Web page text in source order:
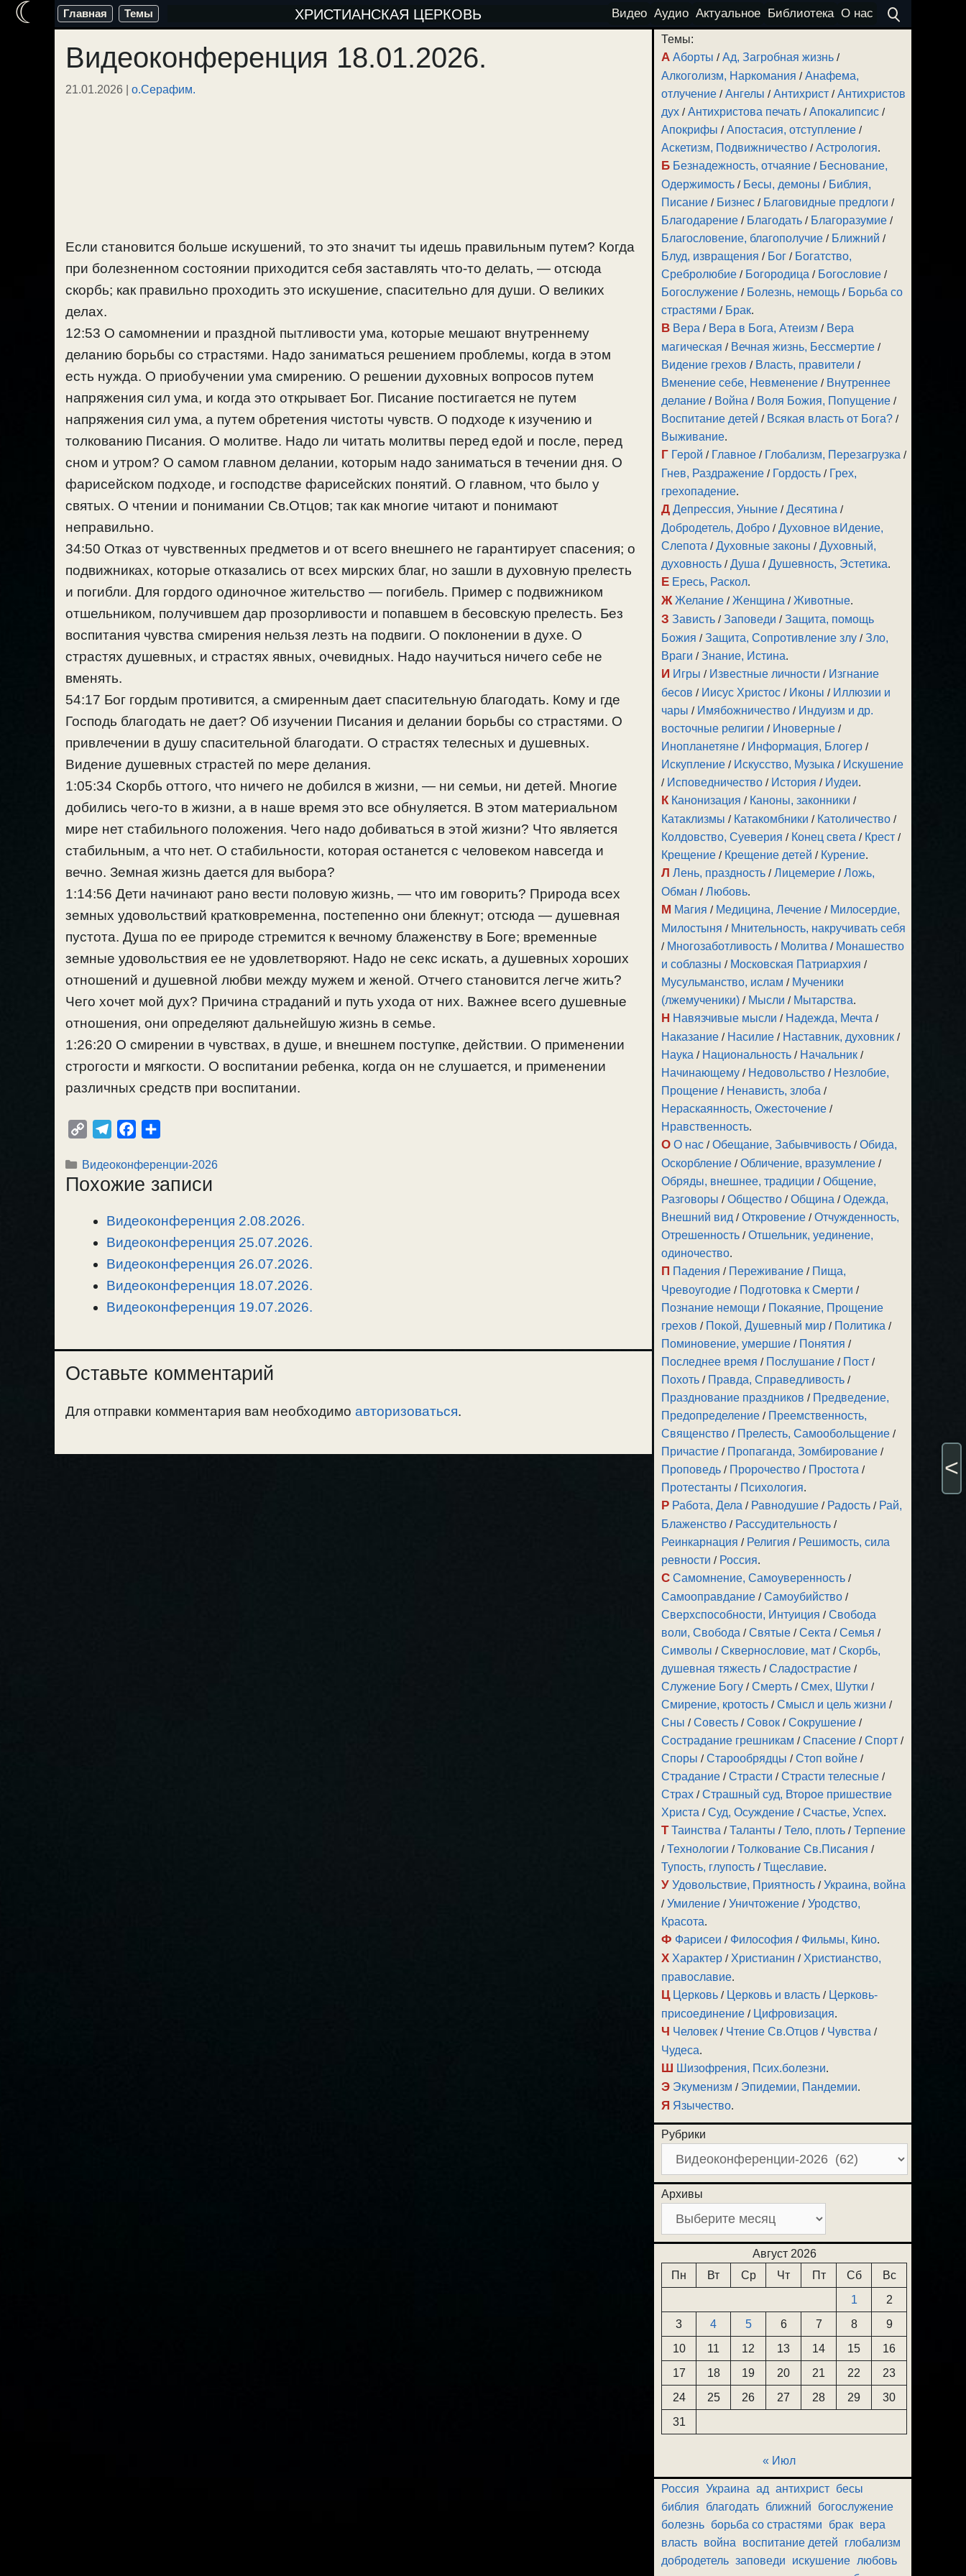
Перейти
содержимому
Главная Темы ХРИСТИАНСКАЯ ЦЕРКОВЬ Видео Аудио Актуальное Библиотека О нас
Видеоконференция 18.01.2026.
21.01.2026 | о.Серафим.
Если становится больше искушений, то это значит ты идешь правильным путем? Когда
при болезненном состоянии приходится себя заставлять что-то делать, — отсюда
скорбь; как правильно проходить это искушение, спасительно для души. О великих
делах.
12:53 О самомнении и праздной пытливости ума, которые мешают внутреннему
деланию борьбы со страстями. Надо заниматься решением проблемы, когда в этом
есть нужда. О приобучении ума смирению. О решении духовных вопросов путем
напряжения сил ума, и когда это открывает Бог. Писание постигается не путем
напряжения сил ума, а путем обретения чистоты чувств. О подходе к изучению и
толкованию Писания. О молитве. Надо ли читать молитвы перед едой и после, перед
сном и утром? О самом главном делании, которым надо заниматься в течении дня. О
фарисейском подходе, и господстве фарисейских понятий. О главном, что было у
святых. О чтении и понимании Св.Отцов; так как многие читают и понимают
неправильно.
34:50 Отказ от чувственных предметов и от всего внешнего не гарантирует спасения; о
подвижниках, которые отказались от всех мирских благ, но зашли в духовную прелесть
и погибли. Для гордого одиночное жительство — погибель. Пример с подвижником
отшельником, получившем дар прозорливости и попавшем в бесовскую прелесть. Без
воспитания чувства смирения нельзя лезть на подвиги. О поклонении в духе. О
страстях душевных, и страстях явных, очевидных. Надо научиться ничего себе не
вменять.
54:17 Бог гордым противится, а смиренным дает спасительную благодать. Кому и где
Господь благодать не дает? Об изучении Писания и делании борьбы со страстями. О
привлечении в душу спасительной благодати. О страстях телесных и душевных.
Видение душевных страстей по мере делания.
1:05:34 Скорбь оттого, что ничего не добился в жизни, — ни семьи, ни детей. Многие
добились чего-то в жизни, а в наше время это все обнуляется. В этом материальном
мире нет стабильного положения. Чего надо добиваться в этой жизни? Что является
стабильным, а что нет. О стабильности, которая останется с человеком навсегда и
вечно. Земная жизнь дается для выбора?
1:14:56 Дети начинают рано вести половую жизнь, — что им говорить? Природа всех
земных удовольствий кратковременна, постепенно они блекнут; отсюда — душевная
пустота. Душа по ее природе стремится к вечному блаженству в Боге; временные
земные удовольствия ее не удовлетворяют. Надо не секс искать, а душевных хороших
отношений и душевной любви между мужем и женой. Отчего становится легче жить?
Чего хочет мой дух? Причина страданий и путь ухода от них. Важнее всего душевные
отношения, они определяют дальнейшую жизнь в семье.
1:26:20 О смирении в чувствах, в душе, и внешнем поступке, действии. О применении
строгости и мягкости. О воспитании ребенка, когда он не слушается, и применении
различных средств при воспитании.
p
y
l
e
r
a
m
c
e
o
o
k
п
р
в
и
т
Рубрики
Видеоконференции-2026
Похожие записи
Видеоконференция 2.08.2026.
Видеоконференция 25.07.2026.
Видеоконференция 26.07.2026.
Видеоконференция 18.07.2026.
Видеоконференция 19.07.2026.
Оставьте комментарий
Для отправки комментария вам необходимо авторизоваться.
Темы:
А Аборты /Ад, Загробная жизнь /
Алкоголизм, Наркомания /Анафема,
отлучение /Ангелы /Антихрист /Антихристов
дух /Антихристова печать /Апокалипсис /
Апокрифы /Апостасия, отступление /
Аскетизм, Подвижничество /Астрология.
Б Безнадежность, отчаяние / Беснование,
Одержимость / Бесы, демоны / Библия,
Писание / Бизнес / Благовидные предлоги /
Благодарение / Благодать / Благоразумие /
Благословение, благополучие / Ближний /
Блуд, извращения / Бог / Богатство,
Сребролюбие / Богородица / Богословие /
Богослужение / Болезнь, немощь / Борьба со
страстями / Брак.
В Вера / Вера в Бога, Атеизм / Вера
магическая / Вечная жизнь, Бессмертие /
Видение грехов / Власть, правители /
Вменение себе, Невменение / Внутреннее
делание / Война / Воля Божия, Попущение /
Воспитание детей / Всякая власть от Бога? /
Выживание.
Г Герой / Главное / Глобализм, Перезагрузка /
Гнев, Раздражение / Гордость / Грех,
грехопадение.
Д Депрессия, Уныние /Десятина /
Добродетель, Добро /Духовное вИдение,
Слепота /Духовные законы /Духовный,
духовность /Душа /Душевность, Эстетика.
Е Ересь, Раскол.
Ж Желание /Женщина /Животные.
З Зависть /Заповеди /Защита, помощь
Божия /Защита, Сопротивление злу /Зло,
Враги /Знание, Истина.
И Игры / Известные личности / Изгнание
бесов / Иисус Христос / Иконы / Иллюзии и
чары / Имябожничество / Индуизм и др.
восточные религии / Иноверные /
Инопланетяне / Информация, Блогер /
Искупление / Искусство, Музыка / Искушение
/ Исповедничество / История / Иудеи.
К Канонизация / Каноны, законники /
Катаклизмы / Катакомбники / Католичество /
Колдовство, Суеверия / Конец света / Крест /
Крещение / Крещение детей / Курение.
Л Лень, праздность /Лицемерие /Ложь,
Обман /Любовь.
М Магия / Медицина, Лечение / Милосердие,
Милостыня / Мнительность, накручивать себя
/ Многозаботливость / Молитва / Монашество
и соблазны / Московская Патриархия /
Мусульманство, ислам / Мученики
(лжемученики) / Мысли / Мытарства.
Н Навязчивые мысли / Надежда, Мечта /
Наказание / Насилие / Наставник, духовник /
Наука / Национальность / Начальник /
Начинающему / Недовольство / Незлобие,
Прощение / Ненависть, злоба /
Нераскаянность, Ожесточение /
Нравственность.
О О нас /Обещание, Забывчивость /Обида,
Оскорбление /Обличение, вразумление /
Обряды, внешнее, традиции /Общение,
Разговоры /Общество /Община /Одежда,
Внешний вид /Откровение /Отчужденность,
Отрешенность /Отшельник, уединение,
одиночество.
П Падения / Переживание / Пища,
Чревоугодие / Подготовка к Смерти /
Познание немощи / Покаяние, Прощение
грехов / Покой, Душевный мир / Политика /
Поминовение, умершие / Понятия /
Последнее время / Послушание / Пост /
Похоть / Правда, Справедливость /
Празднование праздников / Предведение,
Предопределение / Преемственность,
Священство / Прелесть, Самообольщение /
Причастие / Пропаганда, Зомбирование /
Проповедь / Пророчество / Простота /
Протестанты / Психология.
Р Работа, Дела / Равнодушие / Радость / Рай,
Блаженство / Рассудительность /
Реинкарнация / Религия / Решимость, сила
ревности / Россия.
С Самомнение, Самоуверенность /
Самооправдание /Самоубийство /
Сверхспособности, Интуиция /Свобода
воли, Свобода /Святые /Секта /Семья /
Символы /Сквернословие, мат /Скорбь,
душевная тяжесть /Сладострастие /
Служение Богу /Смерть /Смех, Шутки /
Смирение, кротость /Смысл и цель жизни /
Сны /Совесть /Совок /Сокрушение /
Сострадание грешникам /Спасение /Спорт /
Споры /Старообрядцы /Стоп войне /
Страдание /Страсти /Страсти телесные /
Страх /Страшный суд, Второе пришествие
Христа /Суд, Осуждение /Счастье, Успех.
Т Таинства /Таланты /Тело, плоть /Терпение
/Технологии /Толкование Св.Писания /
Тупость, глупость /Тщеславие.
У Удовольствие, Приятность /Украина, война
/Умиление /Уничтожение /Уродство,
Красота.
Ф Фарисеи / Философия / Фильмы, Кино.
Х Характер / Христианин / Христианство,
православие.
Ц Церковь / Церковь и власть / Церковь-
присоединение / Цифровизация.
Ч Человек / Чтение Св.Отцов / Чувства /
Чудеса.
Ш Шизофрения, Псих.болезни.
Э Экуменизм / Эпидемии, Пандемии.
Я Язычество.
Рубрики
Архивы
Август 2026
Пн
Вт Ср Чт Пт Сб
Вс
1
2
3
4 5 6 7 8
9
10
11 12 13 14 15
16
17
18 19 20 21 22
23
24
25 26 27 28 29
30
31
« Июл
Россия Украина ад антихрист бесы
библия
благодать ближний
богослужение
болезнь борьба со страстями брак вера
власть война воспитание детей
глобализм
добродетель заповеди искушение любовь
☾
<